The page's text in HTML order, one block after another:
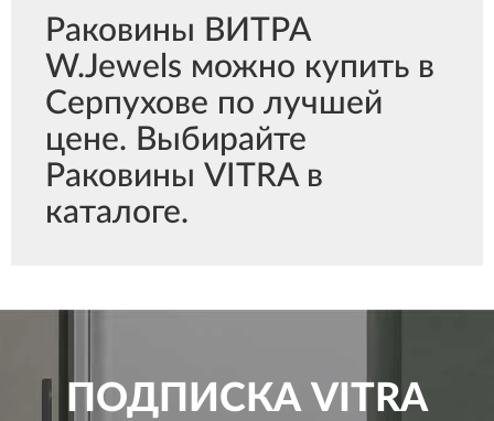
Раковины ВИТРА
W.Jewels можно купить в
Серпухове по лучшей
цене. Выбирайте
Раковины VITRA в
каталоге.
ПОДПИСКА VITRA